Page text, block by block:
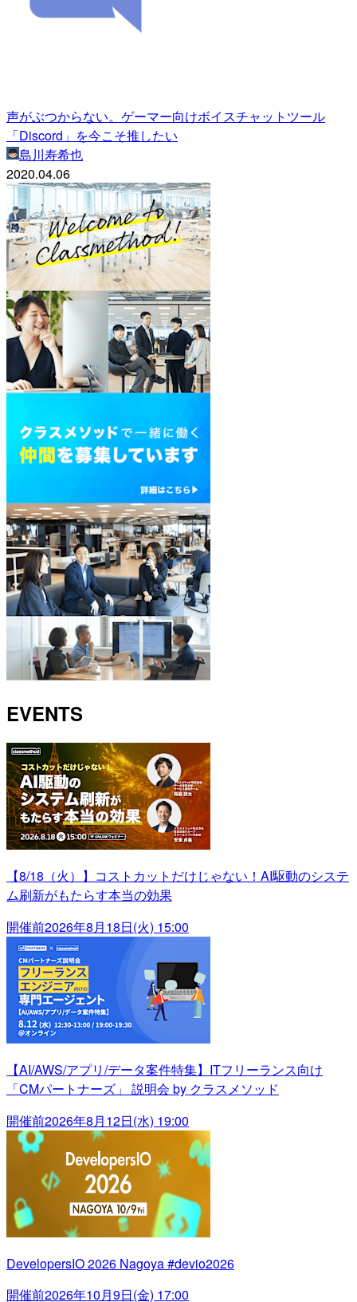
声がぶつからない。ゲーマー向けボイスチャットツール
「Discord」を今こそ推したい
島川寿希也
2020.04.06
EVENTS
【8/18（火）】コストカットだけじゃない！AI駆動のシステ
ム刷新がもたらす本当の効果
開催前2026年8月18日(火) 15:00
【AI/AWS/アプリ/データ案件特集】ITフリーランス向け
「CMパートナーズ」 説明会 by クラスメソッド
開催前2026年8月12日(水) 19:00
DevelopersIO 2026 Nagoya #devio2026
開催前2026年10月9日(金) 17:00